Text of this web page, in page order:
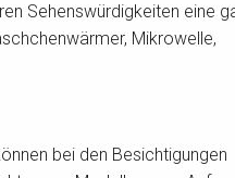
Sehenswürdigkeiten eine
Mikrowelle,
bei den Besichtigungen